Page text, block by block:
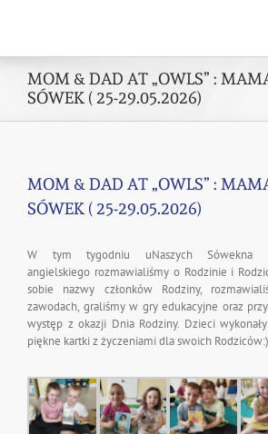
MOM & DAD AT „OWLS” :
SÓWEK ( 25-29.05.2026)
MOM & DAD AT „OWLS” :
SÓWEK ( 25-29.05.2026)
W tym tygodniu uNaszych Sówekna
angielskiego rozmawialiśmy o Rodzinie i
sobie nazwy członków Rodziny,
zawodach, graliśmy w gry edukacyjne oraz
występ z okazji Dnia Rodziny. Dzieci
piękne kartki z życzeniami dla swoich Rodziców:)